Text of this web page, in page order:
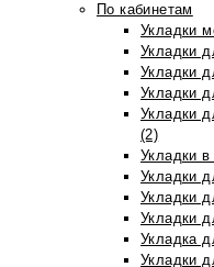
По кабинетам
Укладки
Укладки
Укладки
Укладки
Укладки
(2)
Укладки в
Укладки
Укладки
Укладки
Укладка
Укладки